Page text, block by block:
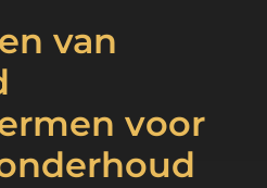
van
voor